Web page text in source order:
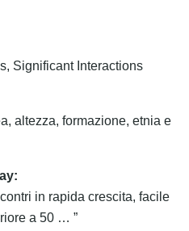
Significant Interactions
altezza, formazione, etnia e
in rapida crescita, facile
a 50 … ”